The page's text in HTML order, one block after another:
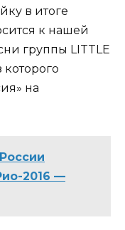
в итоге
к нашей
группы LITTLE
которого
на
2016 —